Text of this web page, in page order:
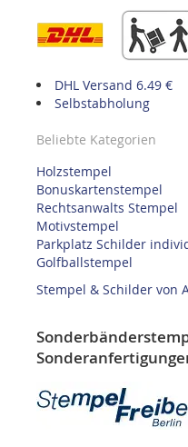
DHL Versand 6.49 €
Selbstabholung
Beliebte Kategorien
Holzstempel
Bonuskartenstempel
Rechtsanwalts Stempel
Motivstempel
Parkplatz Schilder
Golfballstempel
Stempel & Schilder von